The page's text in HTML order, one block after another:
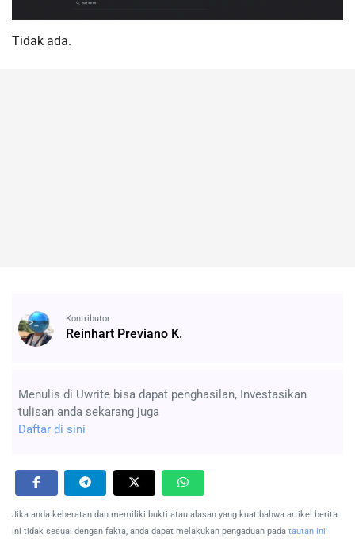
Tidak ada.
Kontributor
Reinhart Previano K.
Menulis di Uwrite bisa dapat penghasilan, Investasikan
tulisan anda sekarang juga
Daftar di sini
Jika anda keberatan dan memiliki bukti atau alasan yang kuat bahwa artikel berita
ini tidak sesuai dengan fakta, anda dapat melakukan pengaduan pada tautan ini